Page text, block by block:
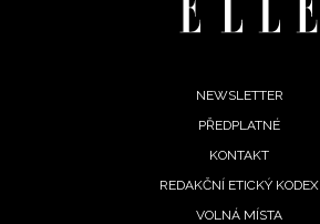
NEWSLETTER
PŘEDPLATNÉ
KONTAKT
REDAKČNÍ ETICKÝ KODEX
VOLNÁ MÍSTA